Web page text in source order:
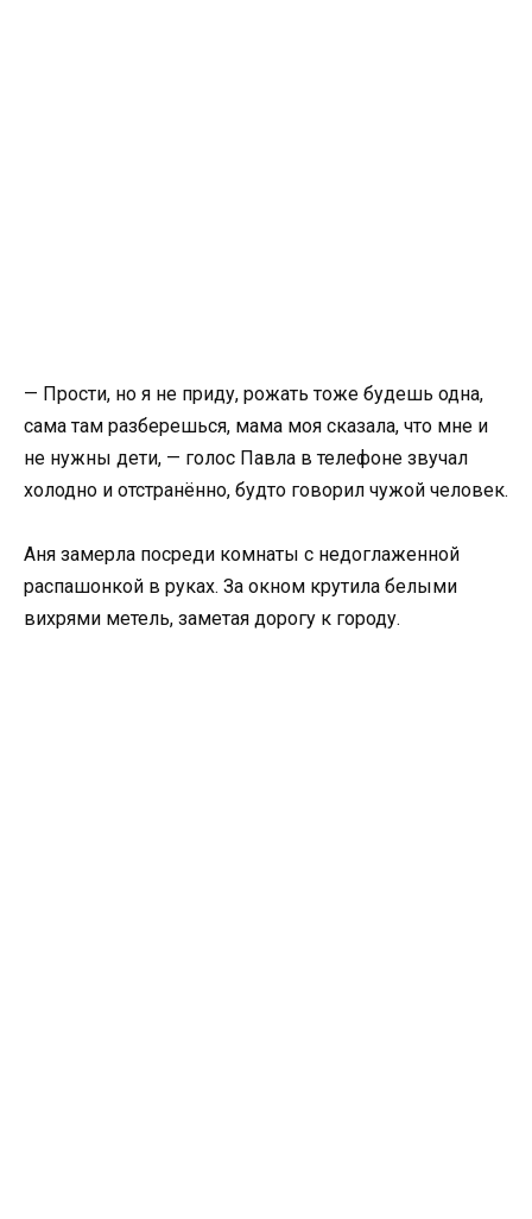
— Прости, но я не приду, рожать тоже будешь одна,
сама там разберешься, мама моя сказала, что мне и
не нужны дети, — голос Павла в телефоне звучал
холодно и отстранённо, будто говорил чужой человек.
Аня замерла посреди комнаты с недоглаженной
распашонкой в руках. За окном крутила белыми
вихрями метель, заметая дорогу к городу.